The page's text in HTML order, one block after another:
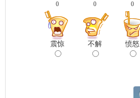
0
震惊
0
不解
0
愤怒